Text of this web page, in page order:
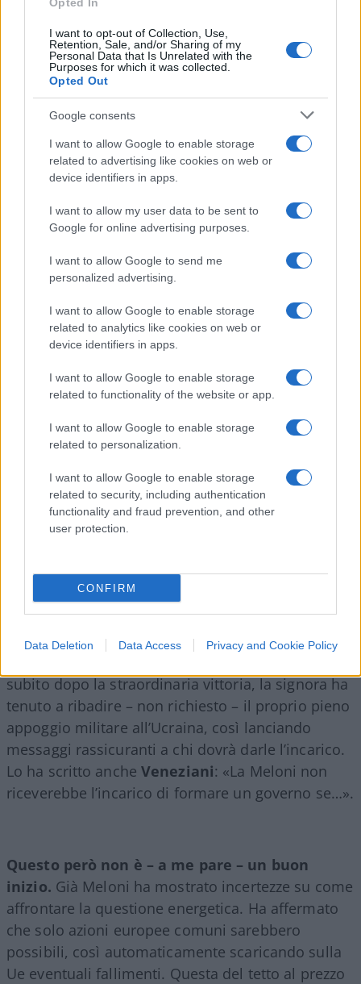
I want to opt-out of Collection, Use,
Retention, Sale, and/or Sharing of my
Personal Data that Is Unrelated with the
Purposes for which it was collected.
Opted Out
Google consents
I want to allow Google to enable storage
related to advertising like cookies on web or
device identifiers in apps.
I want to allow my user data to be sent to
Google for online advertising purposes.
I want to allow Google to send me
personalized advertising.
I want to allow Google to enable storage
related to analytics like cookies on web or
device identifiers in apps.
I want to allow Google to enable storage
related to functionality of the website or app.
I want to allow Google to enable storage
related to personalization.
I want to allow Google to enable storage
related to security, including authentication
functionality and fraud prevention, and other
user protection.
CONFIRM
Data Deletion Data Access Privacy and Cookie Policy
potenziali elettori, circostanza che ha reso il suo
governo il più odiato dagli Italiani. Che le cose
stessero in questi termini era noto prima ancora
che il banchiere entrasse a Palazzo Chigi: lo
sapevo perfino io, che l’8 febbraio 2021 scrivevo
su questo blog “Gli inevitabili errori di un governo
di non eletti ricadranno tutti su chi quel governo
avrà sostenuto”. E se lo sapevo io, certamente lo
sapevano tutti. Insomma, che Giorgia Meloni,
essendo rimasta all’opposizione, sarebbe stata il
prossimo papabile premier poteva indovinarsi da
Quirinale, cosìMeloni fortissimamente
desidera Palazzo Chigi. Non ultimo, per
quell’ambizione, tutta femminile, di voler
primeggiare dinanzi non tanto agli uomini ma alle
altre donne: e lei, se premier, sarebbe la prima
premier donna d’Italia. Vuoi mettere? Con questo
punto fermo nella mente, essa o i suoi consiglieri
sembrano consci della circostanza espressa nelle
parole di Marcello Veneziani: «Dobbiamo essere
consapevoli che al governo ci vai solo se sei
allineato». In preparazione della presidenza del
appunto, allineata, così lanciando messaggi
rassicuranti, probabilmente Oltreoceano. Non
escludo, anzi probabilmente direi certo, che in
questo senso ella sia stata consigliata. Che le cose
subito dopo la straordinaria vittoria, la signora ha
tenuto a ribadire – non richiesto – il proprio pieno
appoggio militare all’Ucraina, così lanciando
messaggi rassicuranti a chi dovrà darle l’incarico.
Lo ha scritto ancheVeneziani: «La Meloni non
riceverebbe l’incarico di formare un governo se…».
Questo però non è – a me pare – un buon
inizio. Già Meloni ha mostrato incertezze su come
affrontare la questione energetica. Ha affermato
che solo azioni europee comuni sarebbero
possibili, così automaticamente scaricando sulla
Ue eventuali fallimenti. Questa del tetto al prezzo